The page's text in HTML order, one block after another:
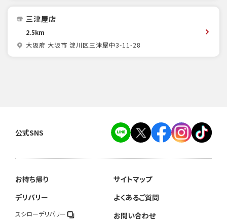
三津屋店
2.5km
大阪府 大阪市 淀川区三津屋中3-11-28
公式SNS
お持ち帰り
デリバリー
スシローデリバリー
サイトマップ
よくあるご質問
お問い合わせ